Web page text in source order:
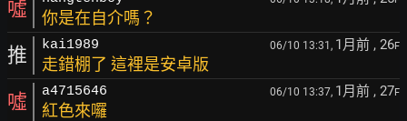
噓 你是在自介嗎？
推 kai1989 06/10 13:31, 1月前 , 26F
走錯棚了 這裡是安卓版
噓 a4715646 06/10 13:37, 1月前 , 27F
紅色來囉